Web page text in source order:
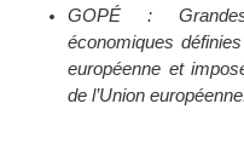
GOPÉ :
économiques
européenne et
de l’Union